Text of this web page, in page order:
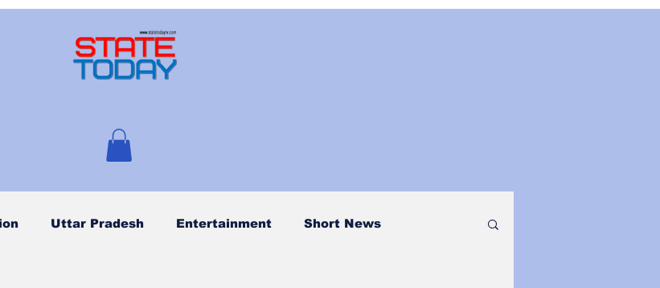
Uttar Pradesh Entertainment Short News